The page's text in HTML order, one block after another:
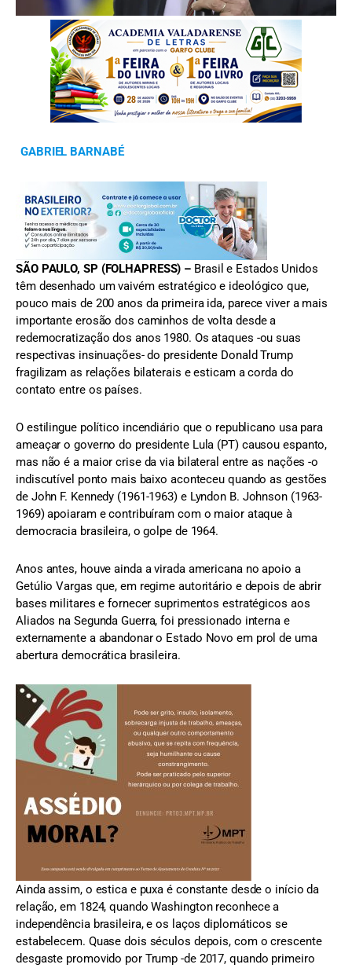
FOTO: Marcelo Camargo/Agência Brasil
GABRIEL BARNABÉ
SÃO PAULO, SP (FOLHAPRESS) – Brasil e Estados Unidos
têm desenhado um vaivém estratégico e ideológico que,
pouco mais de 200 anos da primeira ida, parece viver a mais
importante erosão dos caminhos de volta desde a
redemocratização dos anos 1980. Os ataques -ou suas
respectivas insinuações- do presidente Donald Trump
fragilizam as relações bilaterais e esticam a corda do
contato entre os países.
O estilingue político incendiário que o republicano usa para
ameaçar o governo do presidente Lula (PT) causou espanto,
mas não é a maior crise da via bilateral entre as nações -o
indiscutível ponto mais baixo aconteceu quando as gestões
de John F. Kennedy (1961-1963) e Lyndon B. Johnson (1963-
1969) apoiaram e contribuíram com o maior ataque à
democracia brasileira, o golpe de 1964.
Anos antes, houve ainda a virada americana no apoio a
Getúlio Vargas que, em regime autoritário e depois de abrir
bases militares e fornecer suprimentos estratégicos aos
Aliados na Segunda Guerra, foi pressionado interna e
externamente a abandonar o Estado Novo em prol de uma
abertura democrática brasileira.
Ainda assim, o estica e puxa é constante desde o início da
relação, em 1824, quando Washington reconhece a
independência brasileira, e os laços diplomáticos se
estabelecem. Quase dois séculos depois, com o crescente
desgaste promovido por Trump -de 2017, quando primeiro